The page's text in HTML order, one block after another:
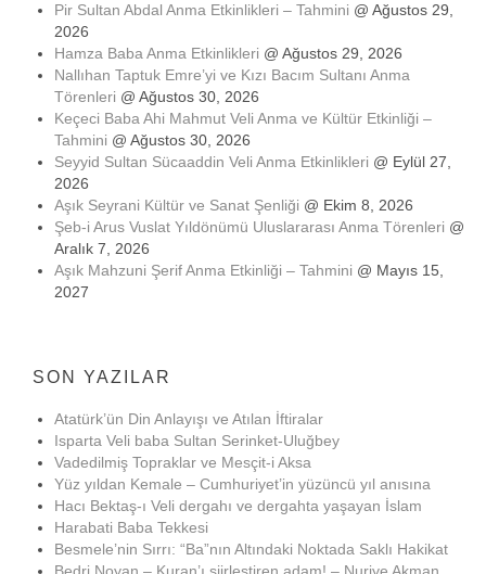
Pir Sultan Abdal Anma Etkinlikleri – Tahmini @ Ağustos 29,
2026
Hamza Baba Anma Etkinlikleri @ Ağustos 29, 2026
Nallıhan Taptuk Emre’yi ve Kızı Bacım Sultanı Anma
Törenleri @ Ağustos 30, 2026
Keçeci Baba Ahi Mahmut Veli Anma ve Kültür Etkinliği –
Tahmini @ Ağustos 30, 2026
Seyyid Sultan Sücaaddin Veli Anma Etkinlikleri @ Eylül 27,
2026
Aşık Seyrani Kültür ve Sanat Şenliği @ Ekim 8, 2026
Şeb-i Arus Vuslat Yıldönümü Uluslararası Anma Törenleri @
Aralık 7, 2026
Aşık Mahzuni Şerif Anma Etkinliği – Tahmini @ Mayıs 15,
2027
SON YAZILAR
Atatürk’ün Din Anlayışı ve Atılan İftiralar
Isparta Veli baba Sultan Serinket-Uluğbey
Vadedilmiş Topraklar ve Mesçit-i Aksa
Yüz yıldan Kemale – Cumhuriyet’in yüzüncü yıl anısına
Hacı Bektaş-ı Veli dergahı ve dergahta yaşayan İslam
Harabati Baba Tekkesi
Besmele’nin Sırrı: “Ba”nın Altındaki Noktada Saklı Hakikat